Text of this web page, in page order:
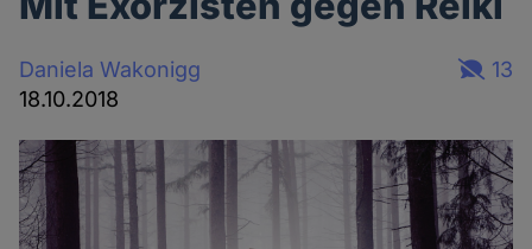
Daniela Wakonigg
18.10.2018
13